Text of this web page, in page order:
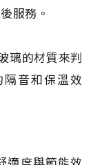
服務。
璃的材質來判
音和保溫效
適度與節能效